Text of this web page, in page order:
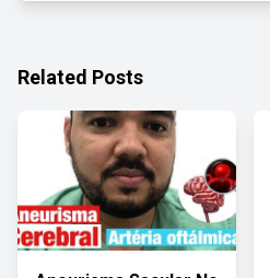
Related Posts